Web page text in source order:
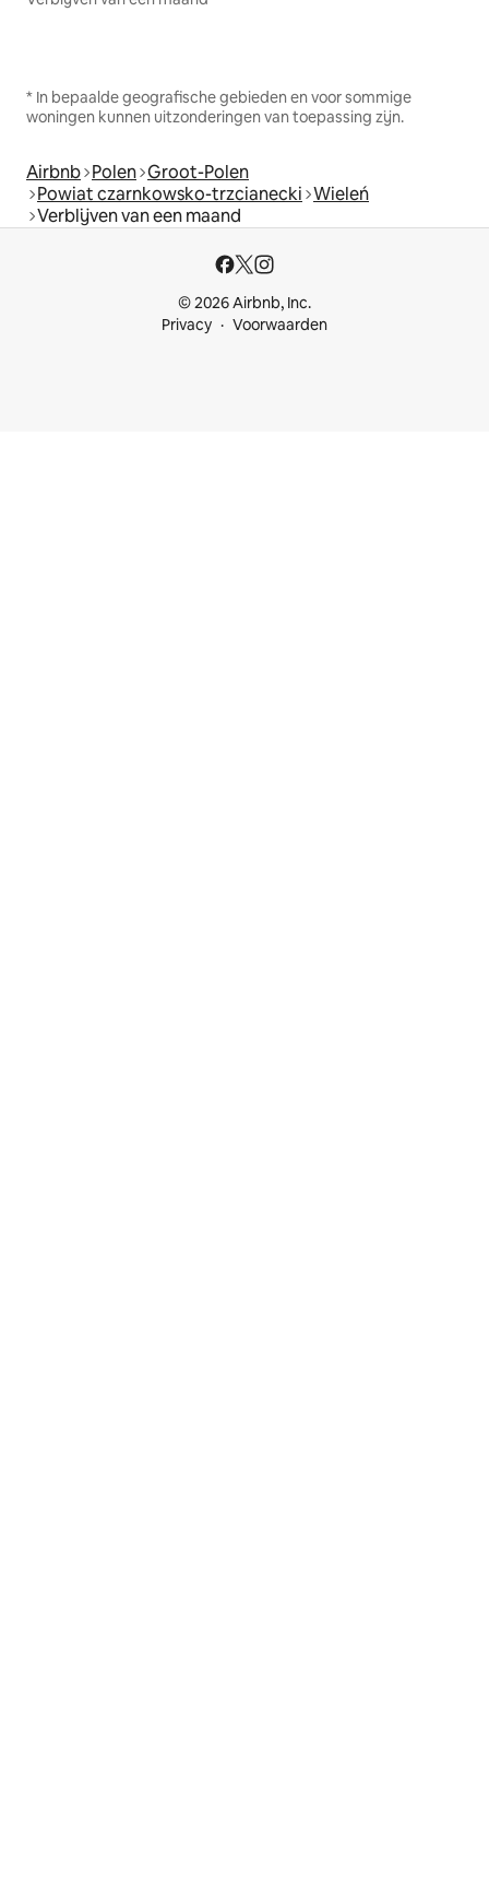
* In bepaalde geografische gebieden en voor sommige
woningen kunnen uitzonderingen van toepassing zijn.
Airbnb Polen Groot-Polen
Powiat czarnkowsko-trzcianecki Wieleń
Verblijven van een maand
© 2026 Airbnb, Inc.
Privacy
Voorwaarden